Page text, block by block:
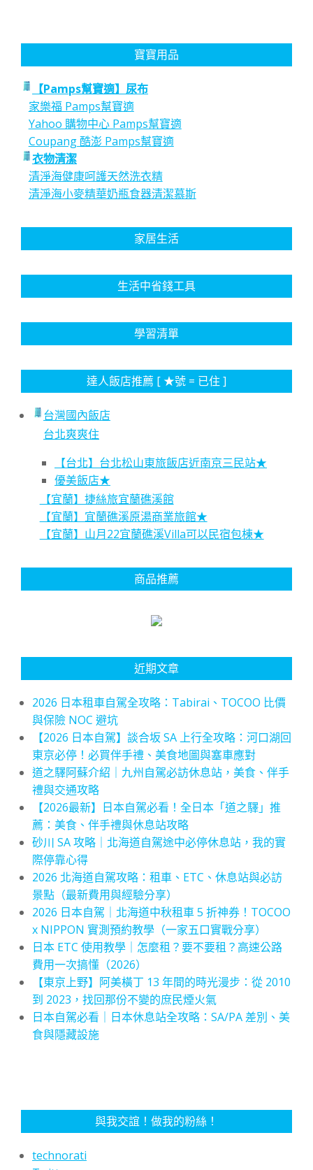
寶寶用品
【Pamps幫寶適】尿布
家樂福 Pamps幫寶適
Yahoo 購物中心 Pamps幫寶適
Coupang 酷澎 Pamps幫寶適
衣物清潔
清淨海健康呵護天然洗衣精
清淨海小麥精華奶瓶食器清潔慕斯
家居生活
生活中省錢工具
學習清單
達人飯店推薦 [ ★號 = 已住 ]
台灣國內飯店
台北爽爽住
【台北】台北松山東旅飯店近南京三民站★
優美飯店★
【宜蘭】捷絲旅宜蘭礁溪館
【宜蘭】宜蘭礁溪原湯商業旅館★
【宜蘭】山月22宜蘭礁溪Villa可以民宿包棟★
商品推薦
近期文章
2026 日本租車自駕全攻略：Tabirai、TOCOO 比價
與保險 NOC 避坑
【2026 日本自駕】談合坂 SA 上行全攻略：河口湖回
東京必停！必買伴手禮、美食地圖與塞車應對
道之驛阿蘇介紹｜九州自駕必訪休息站，美食、伴手
禮與交通攻略
【2026最新】日本自駕必看！全日本「道之驛」推
薦：美食、伴手禮與休息站攻略
砂川 SA 攻略｜北海道自駕途中必停休息站，我的實
際停靠心得
2026 北海道自駕攻略：租車、ETC、休息站與必訪
景點（最新費用與經驗分享）
2026 日本自駕｜北海道中秋租車 5 折神券！TOCOO
x NIPPON 實測預約教學（一家五口實戰分享）
日本 ETC 使用教學｜怎麼租？要不要租？高速公路
費用一次搞懂（2026）
【東京上野】阿美橫丁 13 年間的時光漫步：從 2010
到 2023，找回那份不變的庶民煙火氣
日本自駕必看｜日本休息站全攻略：SA/PA 差別、美
食與隱藏設施
與我交誼！做我的粉絲！
technorati